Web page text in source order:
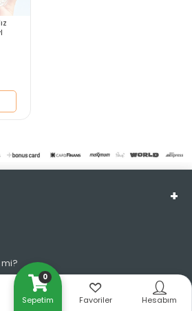
0
Sepetim Favoriler Hesabım